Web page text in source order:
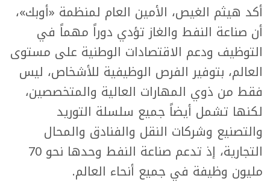
أكد هيثم الغيص، الأمين العام لمنظمة «أوبك»،
أن صناعة النفط والغاز تؤدي دوراً مهماً في
التوظيف ودعم الاقتصادات الوطنية على مستوى
العالم، بتوفير الفرص الوظيفية للأشخاص، ليس
فقط من ذوي المهارات العالية والمتخصصين،
لكنها تشمل أيضاً جميع سلسلة التوريد
والتصنيع وشركات النقل والفنادق والمحال
التجارية، إذ تدعم صناعة النفط وحدها نحو 70
مليون وظيفة في جميع أنحاء العالم.